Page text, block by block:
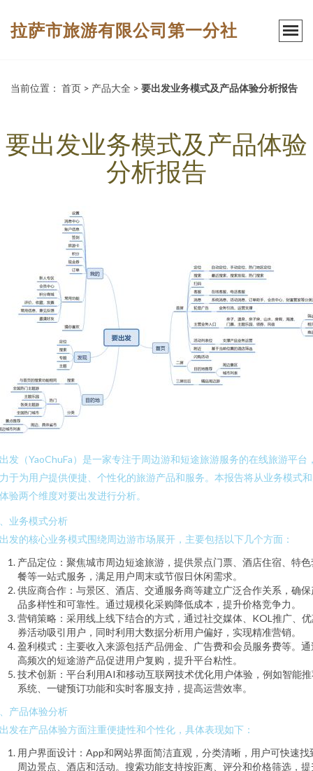
拉萨市旅游有限公司第一分社
当前位置： 首页 > 产品大全 > 要出发业务模式及产品体验分析报告
要出发业务模式及产品体验
分析报告
发（YaoChuFa）是一家专注于周边游和短途旅游服务的在线旅游平台
于为用户提供便捷、个性化的旅游产品和服务。本报告将从业务模式
验两个维度对要出发进行分析。
业务模式分析
发的核心业务模式围绕周边游市场展开，主要包括以下几个方面：
产品定位：聚焦城市周边短途旅游，提供景点门票、酒店住宿、特色
餐等一站式服务，满足用户周末或节假日休闲需求。
供应商合作：与景区、酒店、交通服务商等建立广泛合作关系，确保
品多样性和可靠性。通过规模化采购降低成本，提升价格竞争力。
营销策略：采用线上线下结合的方式，通过社交媒体、KOL推广、
券活动吸引用户，同时利用大数据分析用户偏好，实现精准营销。
盈利模式：主要收入来源包括产品佣金、广告费和会员服务费等。通
高频次的短途游产品促进用户复购，提升平台粘性。
技术创新：平台利用AI和移动互联网技术优化用户体验，例如智能
系统、一键预订功能和实时客服支持，提高运营效率。
产品体验分析
发在产品体验方面注重便捷性和个性化，具体表现如下：
用户界面设计：App和网站界面简洁直观，分类清晰，用户可快速找
周边景点、酒店和活动。搜索功能支持按距离、评分和价格筛选，提